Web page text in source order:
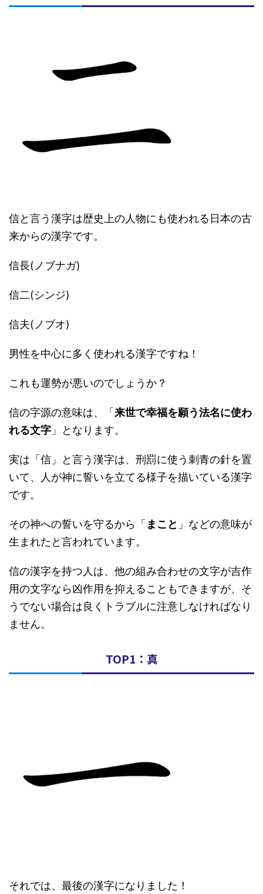
信と言う漢字は歴史上の人物にも使われる日本の古
来からの漢字です。
信長(ノブナガ)
信二(シンジ)
信夫(ノブオ)
男性を中心に多く使われる漢字ですね！
これも運勢が悪いのでしょうか？
信の字源の意味は、「 来世で幸福を願う法名に使わ
れる文字 」となります。
実は「信」と言う漢字は、刑罰に使う刺青の針を置
いて、人が神に誓いを立てる様子を描いている漢字
です。
その神への誓いを守るから「 まこと 」などの意味が
生まれたと言われています。
信の漢字を持つ人は、他の組み合わせの文字が吉作
用の文字なら凶作用を抑えることもできますが、そ
うでない場合は良くトラブルに注意しなければなり
ません。
TOP1：真
それでは、最後の漢字になりました！